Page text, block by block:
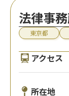
法律事
東京都
アクセス
所在地